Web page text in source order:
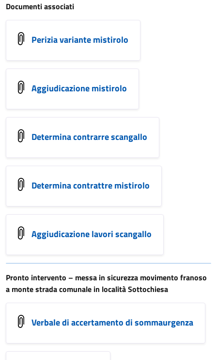
Documenti associati
Perizia variante mistirolo
Aggiudicazione mistirolo
Determina contrarre scangallo
Determina contrattre mistirolo
Aggiudicazione lavori scangallo
Pronto intervento – messa in sicurezza movimento franoso
a monte strada comunale in località Sottochiesa
Verbale di accertamento di sommaurgenza